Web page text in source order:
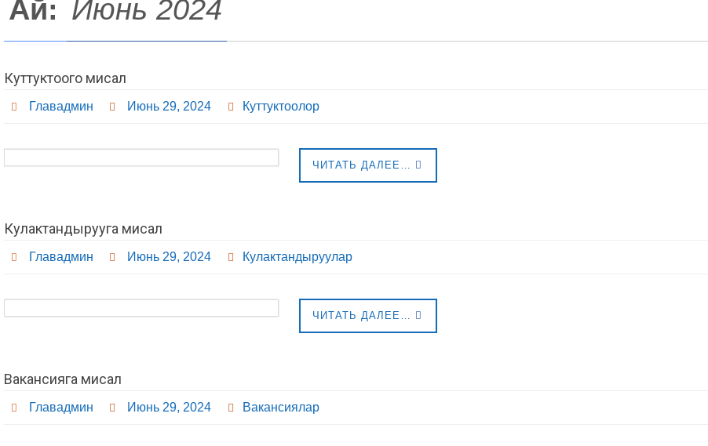
Ай: Июнь 2024
Куттуктоого мисал
Главадмин Июнь 29, 2024 Куттуктоолор
ЧИТАТЬ ДАЛЕЕ…
Кулактандырууга мисал
Главадмин Июнь 29, 2024 Кулактандыруулар
ЧИТАТЬ ДАЛЕЕ…
Вакансияга мисал
Главадмин Июнь 29, 2024 Вакансиялар